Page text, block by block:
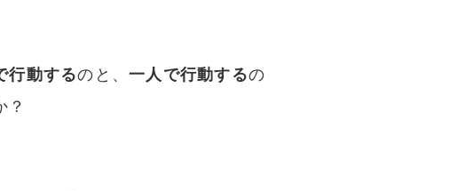
行動するのと、一人で行動するの
？